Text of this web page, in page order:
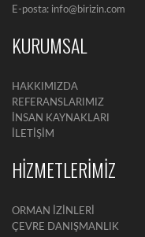
E-posta: info@birizin.com
KURUMSAL
HAKKIMIZDA
REFERANSLARIMIZ
İNSAN KAYNAKLARI
İLETİŞİM
HİZMETLERİMİZ
ORMAN İZİNLERİ
ÇEVRE DANIŞMANLIK